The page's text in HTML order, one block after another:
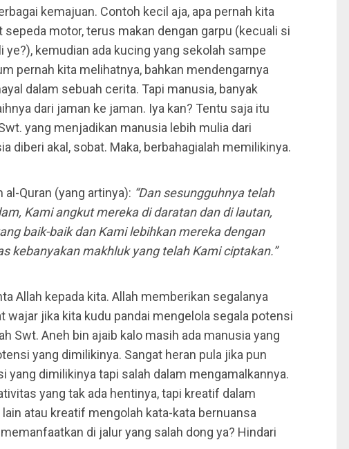
kemajuan. Contoh kecil aja, apa pernah kita
motor, terus makan dengan garpu (kecuali si
ye?), kemudian ada kucing yang sekolah sampe
pernah kita melihatnya, bahkan mendengarnya
dalam sebuah cerita. Tapi manusia, banyak
dari jaman ke jaman. Iya kan? Tentu saja itu
yang menjadikan manusia lebih mulia dari
diberi akal, sobat. Maka, berbahagialah memilikinya.
Quran (yang artinya): “Dan sesungguhnya telah
Kami angkut mereka di daratan dan di lautan,
baik-baik dan Kami lebihkan mereka dengan
kebanyakan makhluk yang telah Kami ciptakan.”
Allah kepada kita. Allah memberikan segalanya
wajar jika kita kudu pandai mengelola segala potensi
Swt. Aneh bin ajaib kalo masih ada manusia yang
yang dimilikinya. Sangat heran pula jika pun
yang dimilikinya tapi salah dalam mengamalkannya.
yang tak ada hentinya, tapi kreatif dalam
atau kreatif mengolah kata-kata bernuansa
di jalur yang salah dong ya? Hindari